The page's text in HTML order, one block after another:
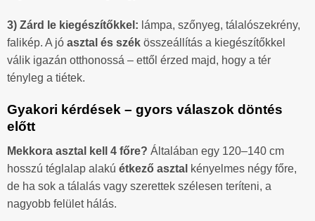
3) Zárd le kiegészítőkkel: lámpa, szőnyeg, tálalószekrény,
falikép. A jó asztal és szék összeállítás a kiegészítőkkel
válik igazán otthonossá – ettől érzed majd, hogy a tér
tényleg a tiétek.
Gyakori kérdések – gyors válaszok döntés
előtt
Mekkora asztal kell 4 főre? Általában egy 120–140 cm
hosszú téglalap alakú étkező asztal kényelmes négy főre,
de ha sok a tálalás vagy szerettek szélesen teríteni, a
nagyobb felület hálás.